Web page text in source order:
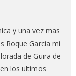
y una vez mas
Roque Garcia mi
de Guira de
los ultimos